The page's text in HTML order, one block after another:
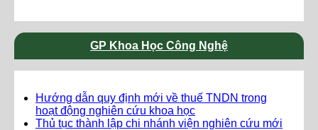
GP Khoa Học Công Nghệ
Hướng dẫn quy định mới về thuế TNDN trong
hoạt động nghiên cứu khoa học
Thủ tục thành lập chi nhánh viện nghiên cứu mới